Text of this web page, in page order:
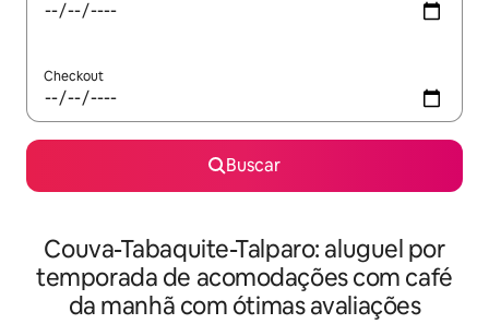
Checkout
Buscar
Couva-Tabaquite-Talparo: aluguel por
temporada de acomodações com café
da manhã com ótimas avaliações